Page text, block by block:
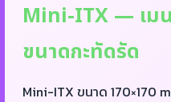
Mini-ITX — เม
ขนาดกะทัดรัด
Mini-ITX ขนาด 170×170